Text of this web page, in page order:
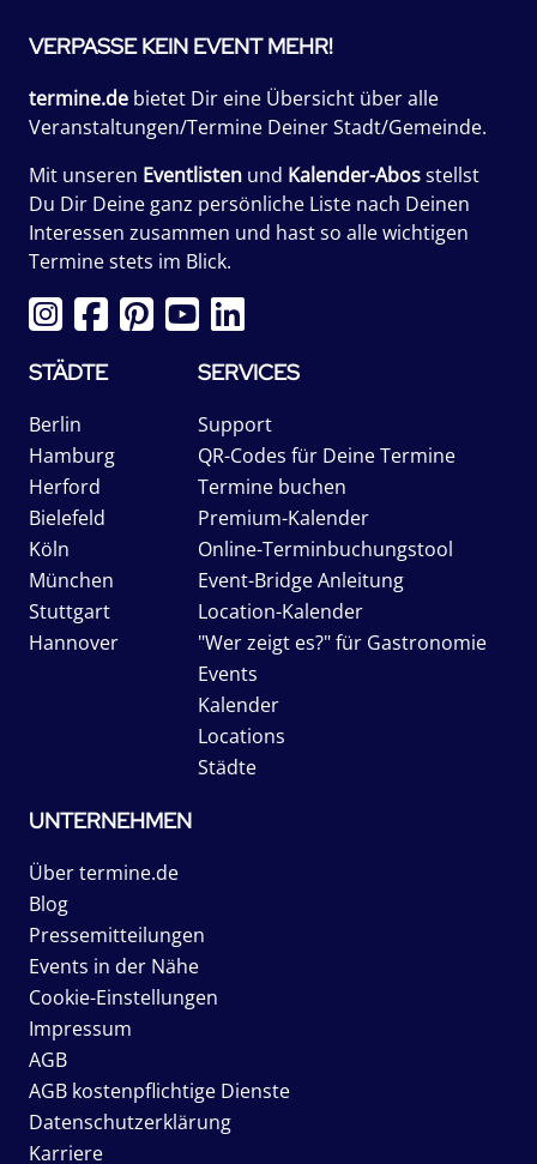
VERPASSE KEIN EVENT MEHR!
termine.de bietet Dir eine Übersicht über alle
Veranstaltungen/Termine Deiner Stadt/Gemeinde.
Mit unseren Eventlisten und Kalender-Abosstellst
Du Dir Deine ganz persönliche Liste nach Deinen
Interessen zusammen und hast so alle wichtigen
Termine stets im Blick.
STÄDTE
Berlin
Hamburg
Herford
Bielefeld
Köln
München
Stuttgart
Hannover
SERVICES
Support
QR-Codes für Deine Termine
Termine buchen
Premium-Kalender
Online-Terminbuchungstool
Event-Bridge Anleitung
Location-Kalender
"Wer zeigt es?" für Gastronomie
Events
Kalender
Locations
Städte
UNTERNEHMEN
Über termine.de
Blog
Pressemitteilungen
Events in der Nähe
Cookie-Einstellungen
Impressum
AGB
AGB kostenpflichtige Dienste
Datenschutzerklärung
Karriere